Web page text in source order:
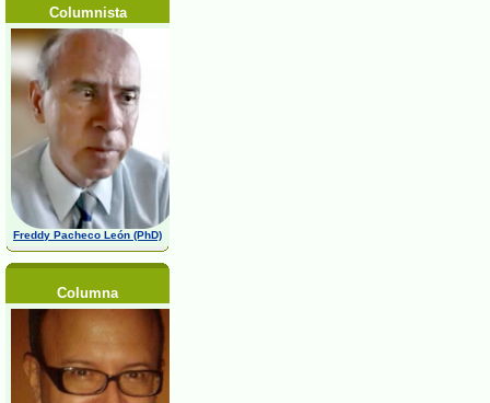
Columnista
Freddy Pacheco León (PhD)
Columna